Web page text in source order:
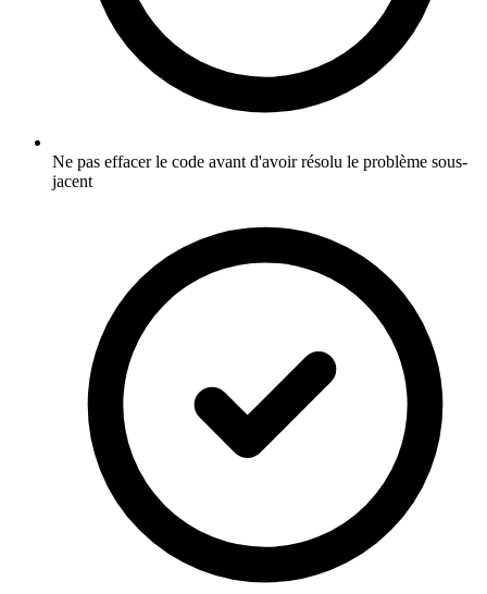
Ne pas effacer le code avant d'avoir résolu le problème sous-
jacent